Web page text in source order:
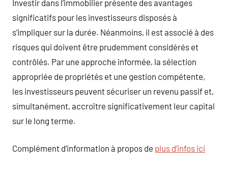
Investir dans l’immobilier présente des avantages
significatifs pour les investisseurs disposés à
s’impliquer sur la durée. Néanmoins, il est associé à des
risques qui doivent être prudemment considérés et
contrôlés. Par une approche informée, la sélection
appropriée de propriétés et une gestion compétente,
les investisseurs peuvent sécuriser un revenu passif et,
simultanément, accroître significativement leur capital
sur le long terme.
Complément d’information à propos de plus d’infos ici